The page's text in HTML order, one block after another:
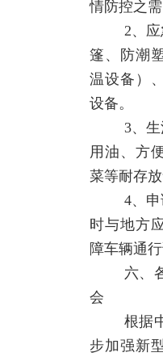
情防控之需
2、
篷、防潮
温设备）
设备。
3、
用油、方
菜等耐存放
4、
时与地方
障车辆通
六、
会
根据
步加强新